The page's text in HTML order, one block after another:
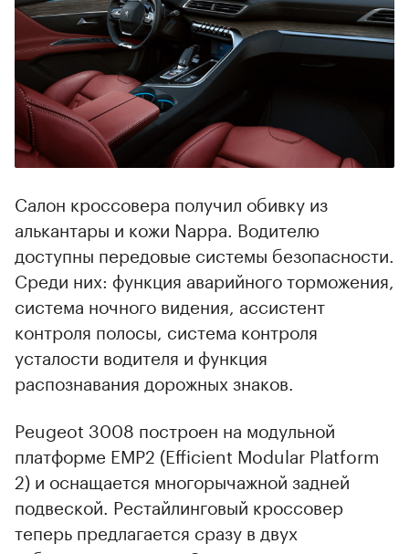
Салон кроссовера получил обивку из
алькантары и кожи Nappa. Водителю
доступны передовые системы безопасности.
Среди них: функция аварийного торможения,
система ночного видения, ассистент
контроля полосы, система контроля
усталости водителя и функция
распознавания дорожных знаков.
Peugeot 3008 построен на модульной
платформе EMP2 (Efficient Modular Platform
2) и оснащается многорычажной задней
подвеской. Рестайлинговый кроссовер
теперь предлагается сразу в двух